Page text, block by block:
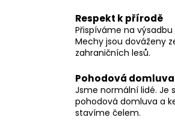
Respekt k přírodě
Přispíváme na výsadbu
Mechy jsou dováženy
zahraničních lesů.
Pohodová domluva
Jsme normální lidé. Je
pohodová domluva a
stavíme čelem.